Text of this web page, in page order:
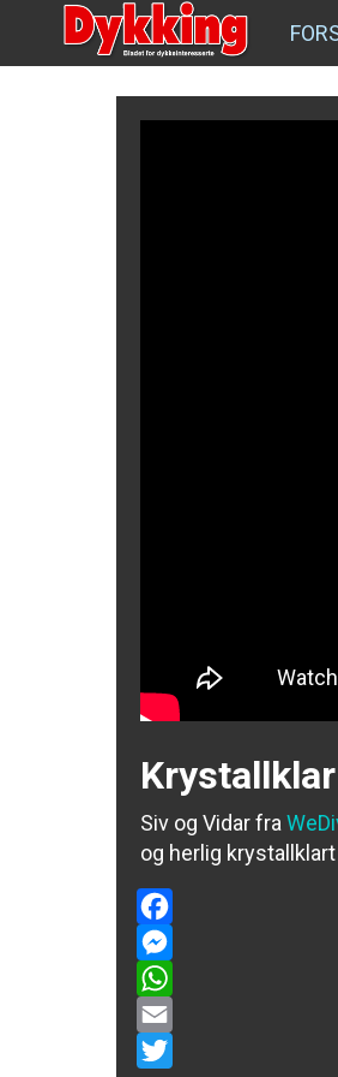
Siv og Vidar fra
og herlig krystallklart
Facebook
Messenger
WhatsApp
Email